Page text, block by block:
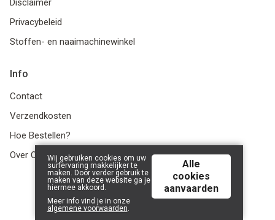
Disclaimer
Privacybeleid
Stoffen- en naaimachinewinkel
Info
Contact
Verzendkosten
Hoe Bestellen?
Over Ons
© 2026 LanaLotta | Powered byTilroy.
Wij gebruiken cookies om uw
surfervaring makkelijker te
maken. Door verder gebruik te
maken van deze website ga je
hiermee akkoord.
Meer info vind je in onze
algemene voorwaarden.
Alle
cookies
aanvaarden